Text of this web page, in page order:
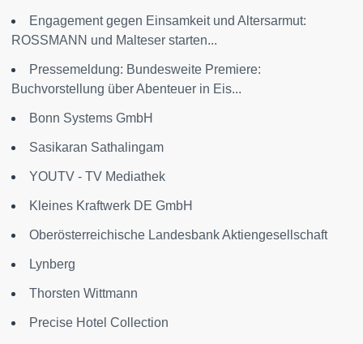
Engagement gegen Einsamkeit und Altersarmut:
ROSSMANN und Malteser starten...
Pressemeldung: Bundesweite Premiere:
Buchvorstellung über Abenteuer in Eis...
Bonn Systems GmbH
Sasikaran Sathalingam
YOUTV - TV Mediathek
Kleines Kraftwerk DE GmbH
Oberösterreichische Landesbank Aktiengesellschaft
Lynberg
Thorsten Wittmann
Precise Hotel Collection